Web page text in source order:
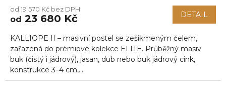
produktu
je
z
5
hvězdiček.
od 19 570 Kč bez DPH
od 23 680 Kč DETAIL
KALLIOPE II – masivní postel se zešikmeným čelem,
zařazená do prémiové kolekce ELITE. Průběžný masiv
buk (čistý i jádrový), jasan, dub nebo buk jádrový cink,
konstrukce 3–4 cm,...